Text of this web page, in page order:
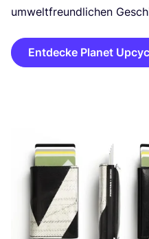
umwelt­freund­li­chen
Entdecke Planet